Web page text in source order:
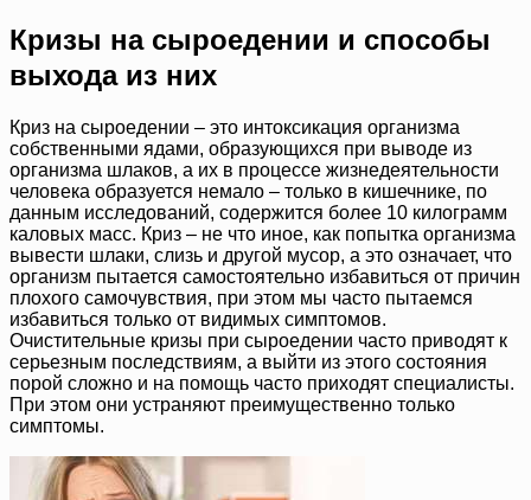
Кризы на сыроедении и способы
выхода из них
Криз на сыроедении – это интоксикация организма
собственными ядами, образующихся при выводе из
организма шлаков, а их в процессе жизнедеятельности
человека образуется немало – только в кишечнике, по
данным исследований, содержится более 10 килограмм
каловых масс. Криз – не что иное, как попытка организма
вывести шлаки, слизь и другой мусор, а это означает, что
организм пытается самостоятельно избавиться от причин
плохого самочувствия, при этом мы часто пытаемся
избавиться только от видимых симптомов.
Очистительные кризы при сыроедении часто приводят к
серьезным последствиям, а выйти из этого состояния
порой сложно и на помощь часто приходят специалисты.
При этом они устраняют преимущественно только
симптомы.